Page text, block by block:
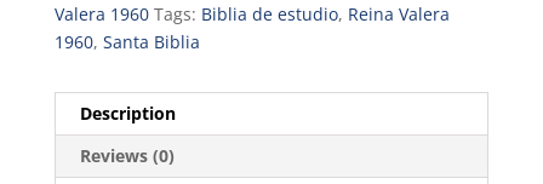
Valera 1960 Tags: Biblia de estudio, Reina Valera
1960, Santa Biblia
Description
Reviews (0)